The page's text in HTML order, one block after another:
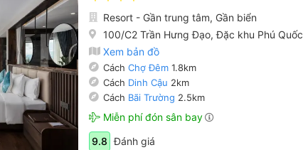
Resort - Gần trung tâm, Gần biển
100/C2 Trần Hưng Đạo, Đặc khu Phú Quốc
Xem bản đồ
CáchChợ Đêm 1.8km
Cách Dinh Cậu 2km
Cách Bãi Trường 2.5km
Miễn phí đón sân bay
9.8 Đánh giá